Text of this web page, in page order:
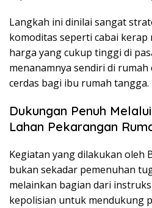
Langkah ini dinilai sangat
komoditas seperti cabai
harga yang cukup tinggi di
menanamnya sendiri di
cerdas bagi ibu rumah tangga.
Dukungan Penuh
Lahan Pekarangan
Kegiatan yang dilakukan oleh
bukan sekadar pemenuhan
melainkan bagian dari
kepolisian untuk mendukung